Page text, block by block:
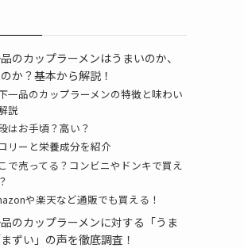
のカップラーメンはうまいのか、
か？基本から解説！
一品のカップラーメンの特徴と味わい
説
はお手頃？高い？
リーと栄養成分を紹介
で売ってる？コンビニやドンキで買え
や楽天など通販でも買える！
のカップラーメンに対する「うま
ずい」の声を徹底調査！